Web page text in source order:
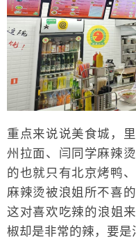
重点来说说美食城，
州拉面、闫同学麻辣
的也就只有北京烤鸭
麻辣烫被浪姐所不喜
这对喜欢吃辣的浪姐
椒却是非常的辣，要是